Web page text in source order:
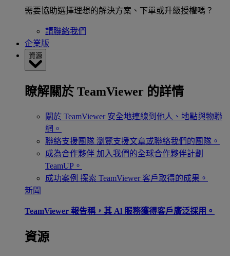
需要協助選擇理想的解決方案、下單或升級授權嗎？
請聯絡我們
企業版
資源
瞭解關於 TeamViewer 的詳情
關於 TeamViewer 安全地連線到他人、地點與物聯
網。
聯絡支援團隊 瀏覽支援文章或聯絡我們的團隊。
成為合作夥伴 加入我們的全球合作夥伴計劃
TeamUP。
成功案例 探索 TeamViewer 客戶取得的成果。
新聞
TeamViewer 報告稱，其 Al 服務獲得客戶廣泛採用。
資源